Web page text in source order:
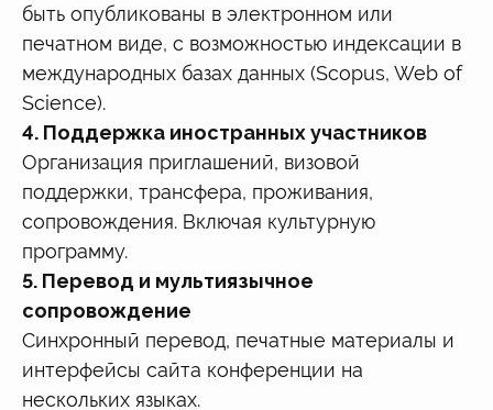
быть опубликованы в электронном или
печатном виде, с возможностью индексации в
международных базах данных (Scopus, Web of
Science).
4. Поддержка иностранных участников
Организация приглашений, визовой
поддержки, трансфера, проживания,
сопровождения. Включая культурную
программу.
5. Перевод и мультиязычное
сопровождение
Синхронный перевод, печатные материалы и
интерфейсы сайта конференции на
нескольких языках.